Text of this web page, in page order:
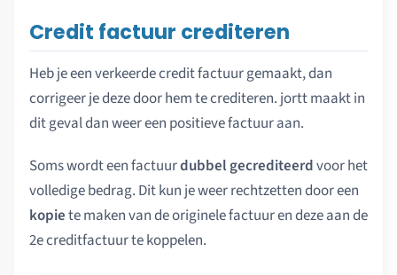
Credit factuur crediteren
Heb je een verkeerde credit factuur gemaakt, dan
corrigeer je deze door hem te crediteren. jortt maakt in
dit geval dan weer een positieve factuur aan.
Soms wordt een factuurdubbel gecrediteerdvoor het
volledige bedrag. Dit kun je weer rechtzetten door een
kopiete maken van de originele factuur en deze aan de
2e creditfactuur te koppelen.